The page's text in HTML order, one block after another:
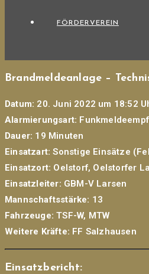
FÖRDERVEREIN
Brandmeldeanlage –
Datum: 20. Juni 2022 um 18:52
Alarmierungsart:
Dauer: 19 Minuten
Einsatzart: Sonstige Einsätze
Einsatzort: Oelstorf, Oelstorfer
Einsatzleiter: GBM-V Larsen
Mannschaftsstärke: 13
Fahrzeuge: TSF-W, MTW
Weitere Kräfte: FF Salzhausen
Einsatzbericht: